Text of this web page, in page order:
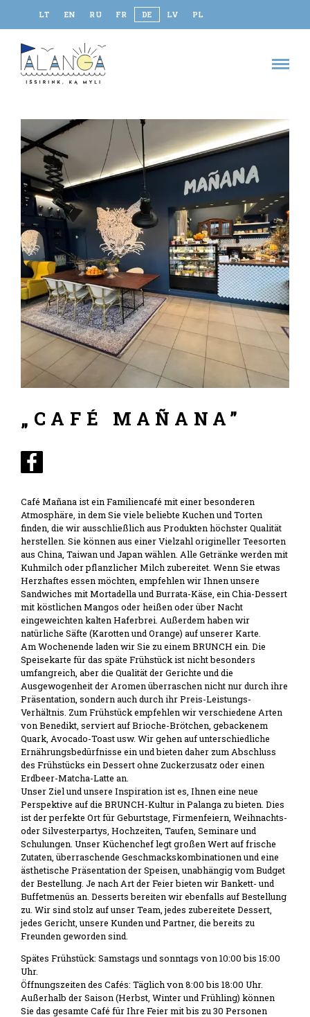
LT EN RU FR DE LV PL
„CAFÉ MAÑANA”
Café Mañana ist ein Familiencafé mit einer besonderen
Atmosphäre, in dem Sie viele beliebte Kuchen und Torten
finden, die wir ausschließlich aus Produkten höchster Qualität
herstellen. Sie können aus einer Vielzahl origineller Teesorten
aus China, Taiwan und Japan wählen. Alle Getränke werden mit
Kuhmilch oder pflanzlicher Milch zubereitet. Wenn Sie etwas
Herzhaftes essen möchten, empfehlen wir Ihnen unsere
Sandwiches mit Mortadella und Burrata-Käse, ein Chia-Dessert
mit köstlichen Mangos oder heißen oder über Nacht
eingeweichten kalten Haferbrei. Außerdem haben wir
natürliche Säfte (Karotten und Orange) auf unserer Karte.
Am Wochenende laden wir Sie zu einem BRUNCH ein. Die
Speisekarte für das späte Frühstück ist nicht besonders
umfangreich, aber die Qualität der Gerichte und die
Ausgewogenheit der Aromen überraschen nicht nur durch ihre
Präsentation, sondern auch durch ihr Preis-Leistungs-
Verhältnis. Zum Frühstück empfehlen wir verschiedene Arten
von Benedikt, serviert auf Brioche-Brötchen, gebackenem
Quark, Avocado-Toast usw. Wir gehen auf unterschiedliche
Ernährungsbedürfnisse ein und bieten daher zum Abschluss
des Frühstücks ein Dessert ohne Zuckerzusatz oder einen
Erdbeer-Matcha-Latte an.
Unser Ziel und unsere Inspiration ist es, Ihnen eine neue
Perspektive auf die BRUNCH-Kultur in Palanga zu bieten. Dies
ist der perfekte Ort für Geburtstage, Firmenfeiern, Weihnachts-
oder Silvesterpartys, Hochzeiten, Taufen, Seminare und
Schulungen. Unser Küchenchef legt großen Wert auf frische
Zutaten, überraschende Geschmackskombinationen und eine
ästhetische Präsentation der Speisen, unabhängig vom Budget
der Bestellung. Je nach Art der Feier bieten wir Bankett- und
Buffetmenüs an. Desserts bereiten wir ebenfalls auf Bestellung
zu. Wir sind stolz auf unser Team, jedes zubereitete Dessert,
jedes Gericht, unsere Kunden und Partner, die bereits zu
Freunden geworden sind.
Spätes Frühstück: Samstags und sonntags von 10:00 bis 15:00
Uhr.
Öffnungszeiten des Cafés: Täglich von 8:00 bis 18:00 Uhr.
Außerhalb der Saison (Herbst, Winter und Frühling) können
Sie das gesamte Café für Ihre Feier mit bis zu 30 Personen